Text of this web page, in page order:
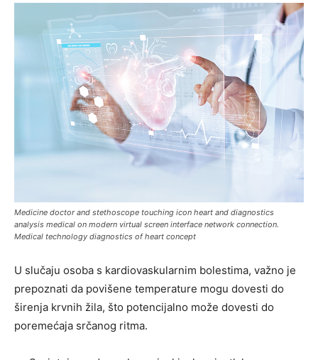
Medicine doctor and stethoscope touching icon heart and diagnostics
analysis medical on modern virtual screen interface network connection.
Medical technology diagnostics of heart concept
U slučaju osoba s kardiovaskularnim bolestima, važno je
prepoznati da povišene temperature mogu dovesti do
širenja krvnih žila, što potencijalno može dovesti do
poremećaja srčanog ritma.